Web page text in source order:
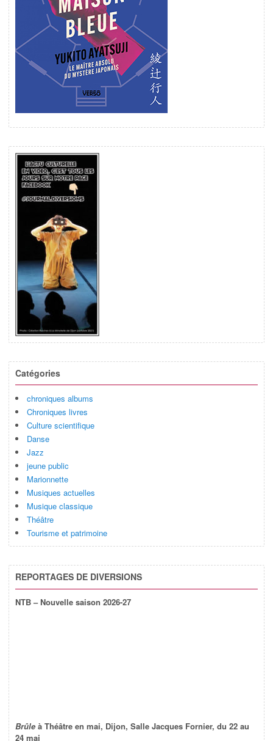
Catégories
chroniques albums
Chroniques livres
Culture scientifique
Danse
Jazz
jeune public
Marionnette
Musiques actuelles
Musique classique
Théâtre
Tourisme et patrimoine
REPORTAGES DE DIVERSIONS
NTB – Nouvelle saison 2026-27
Brûle à Théâtre en mai, Dijon, Salle Jacques Fornier, du 22 au
24 mai